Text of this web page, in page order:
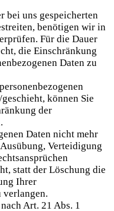
bei uns gespeicherten
benötigen wir in
Für die Dauer
die Einschränkung
Daten zu
können Sie
der
Daten nicht mehr
Verteidigung
statt der Löschung die
Ihrer
verlangen.
Art. 21 Abs. 1